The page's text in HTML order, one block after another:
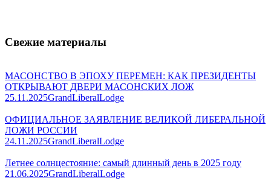
Свежие материалы
МАСОНСТВО В ЭПОХУ ПЕРЕМЕН: КАК ПРЕЗИДЕНТЫ
ОТКРЫВАЮТ ДВЕРИ МАСОНСКИХ ЛОЖ
25.11.2025GrandLiberalLodge
ОФИЦИАЛЬНОЕ ЗАЯВЛЕНИЕ ВЕЛИКОЙ ЛИБЕРАЛЬНОЙ
ЛОЖИ РОССИИ
24.11.2025GrandLiberalLodge
Летнее солнцестояние: самый длинный день в 2025 году
21.06.2025GrandLiberalLodge